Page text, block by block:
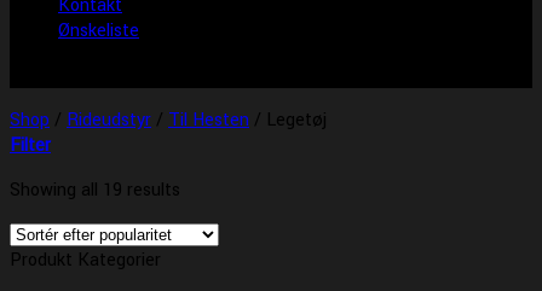
Kontakt
Ønskeliste
Shop / Rideudstyr / Til Hesten / Legetøj
Filter
Showing all 19 results
Produkt Kategorier